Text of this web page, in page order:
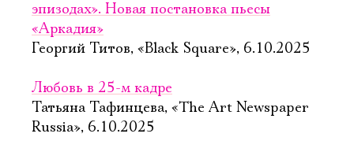
эпизодах». Новая постановка пьесы
«Аркадия»
Георгий Титов, «Black Square», 6.10.2025
Любовь в 25-м кадре
Татьяна Тафинцева, «The Art Newspaper
Russia», 6.10.2025